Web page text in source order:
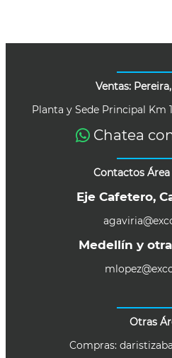
Ventas:
Planta y Sede Principal Km
Chatea
Contactos
Eje Cafetero,
Medellín y
Otras
Compras: